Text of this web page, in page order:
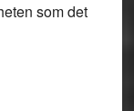
som det